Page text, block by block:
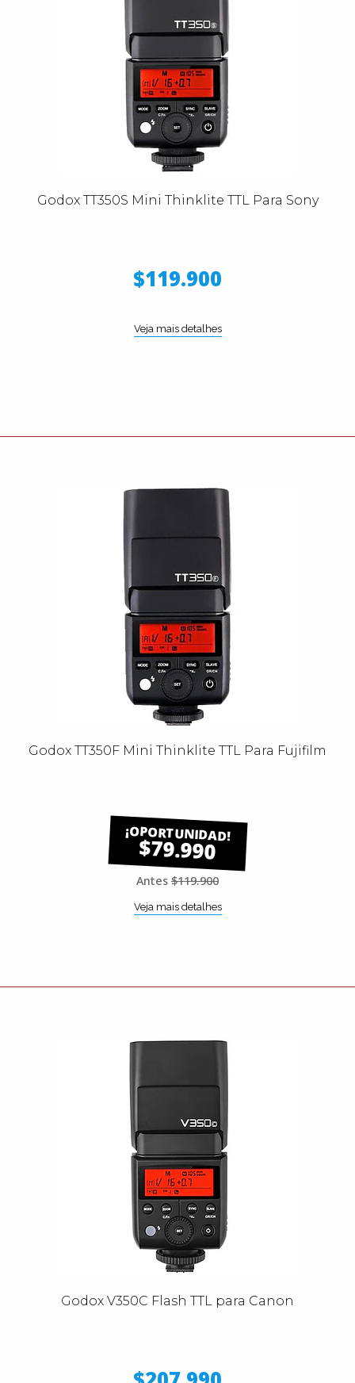
Godox TT350S Mini Thinklite TTL Para Sony
$119.900
Veja mais detalhes
Godox TT350F Mini Thinklite TTL Para Fujifilm
$79.990
Antes $119.900
Veja mais detalhes
Godox V350C Flash TTL para Canon